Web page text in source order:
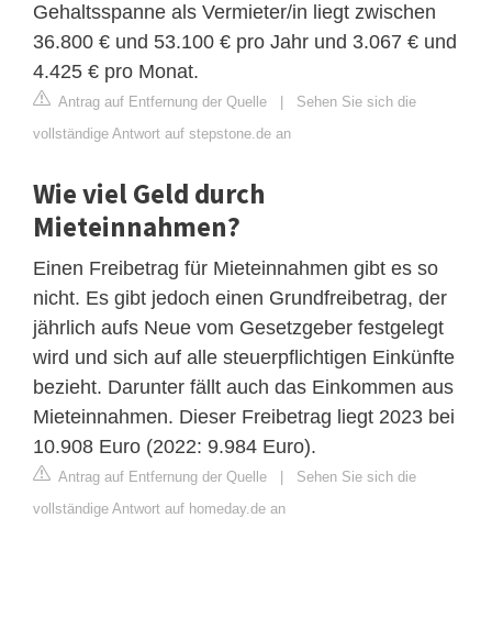
Gehaltsspanne als Vermieter/in liegt zwischen
36.800 € und 53.100 € pro Jahr und 3.067 € und
4.425 € pro Monat.
Antrag auf Entfernung der Quelle
Sehen Sie sich die
vollständige Antwort auf stepstone.de an
Wie viel Geld durch
Mieteinnahmen?
Einen Freibetrag für Mieteinnahmen gibt es so
nicht. Es gibt jedoch einen Grundfreibetrag, der
jährlich aufs Neue vom Gesetzgeber festgelegt
wird und sich auf alle steuerpflichtigen Einkünfte
bezieht. Darunter fällt auch das Einkommen aus
Mieteinnahmen. Dieser Freibetrag liegt 2023 bei
10.908 Euro (2022: 9.984 Euro).
Antrag auf Entfernung der Quelle
Sehen Sie sich die
vollständige Antwort auf homeday.de an